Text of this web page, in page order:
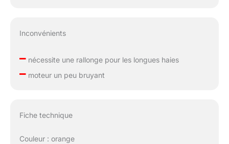
Inconvénients
–nécessite une rallonge pour les longues haies
–moteur un peu bruyant
Fiche technique
Couleur : orange